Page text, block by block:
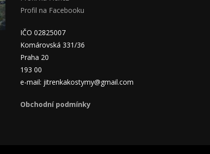
Profil na Facebooku
IČO 02825007
Komárovská 331/36
Praha 20
193 00
e-mail: jitrenkakostymy@gmail.com
Obchodní podmínky